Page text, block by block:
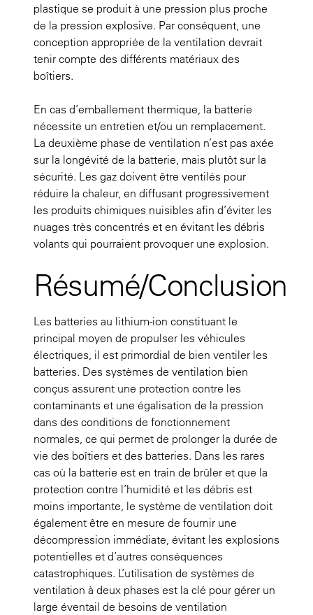
plastique se produit à une pression plus proche
de la pression explosive. Par conséquent, une
conception appropriée de la ventilation devrait
tenir compte des différents matériaux des
boîtiers.
En cas d’emballement thermique, la batterie
nécessite un entretien et/ou un remplacement.
La deuxième phase de ventilation n’est pas axée
sur la longévité de la batterie, mais plutôt sur la
sécurité. Les gaz doivent être ventilés pour
réduire la chaleur, en diffusant progressivement
les produits chimiques nuisibles afin d’éviter les
nuages très concentrés et en évitant les débris
volants qui pourraient provoquer une explosion.
Résumé/Conclusion
Les batteries au lithium-ion constituant le
principal moyen de propulser les véhicules
électriques, il est primordial de bien ventiler les
batteries. Des systèmes de ventilation bien
conçus assurent une protection contre les
contaminants et une égalisation de la pression
dans des conditions de fonctionnement
normales, ce qui permet de prolonger la durée de
vie des boîtiers et des batteries. Dans les rares
cas où la batterie est en train de brûler et que la
protection contre l’humidité et les débris est
moins importante, le système de ventilation doit
également être en mesure de fournir une
décompression immédiate, évitant les explosions
potentielles et d’autres conséquences
catastrophiques. L’utilisation de systèmes de
ventilation à deux phases est la clé pour gérer un
large éventail de besoins de ventilation